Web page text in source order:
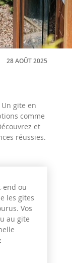
?
28 AOÛT 2025
gite en
comme
et
réussies.
end ou
les gites
Vos
au gite